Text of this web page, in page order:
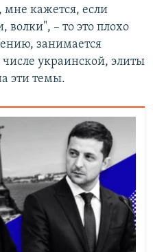
мне кажется, если
волки", – то это плохо
занимается
числе украинской, элиты
эти темы.